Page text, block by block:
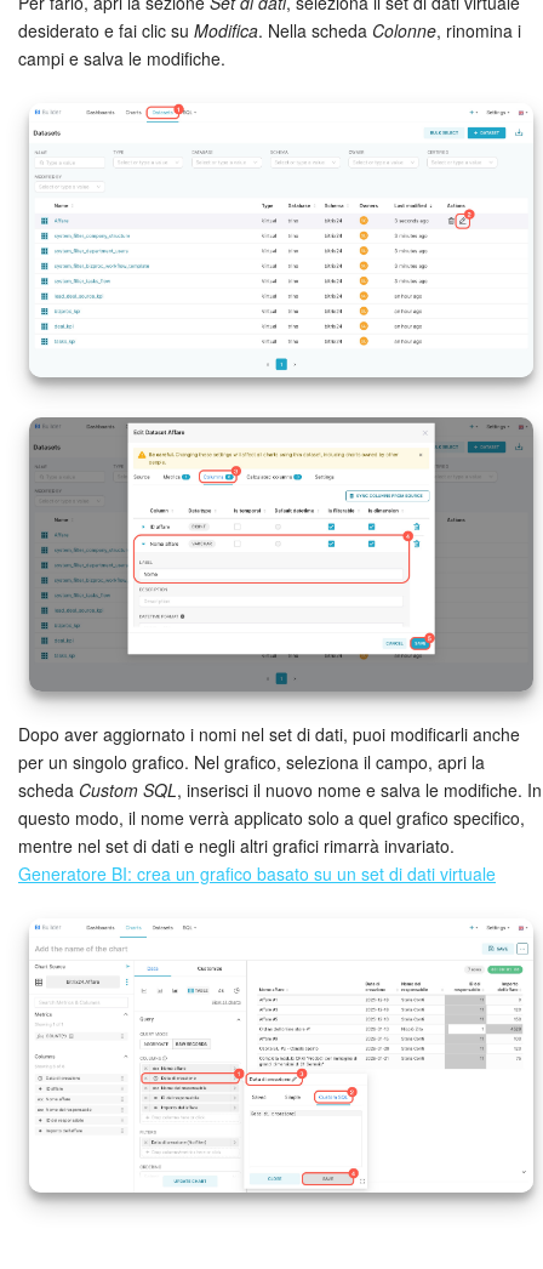
desiderato e fai clic su Modifica. Nella scheda Colonne, rinomina i
campi e salva le modifiche.
Dopo aver aggiornato i nomi nel set di dati, puoi modificarli anche
per un singolo grafico. Nel grafico, seleziona il campo, apri la
scheda Custom SQL, inserisci il nuovo nome e salva le modifiche. In
questo modo, il nome verrà applicato solo a quel grafico specifico,
mentre nel set di dati e negli altri grafici rimarrà invariato.
Generatore BI: crea un grafico basato su un set di dati virtuale